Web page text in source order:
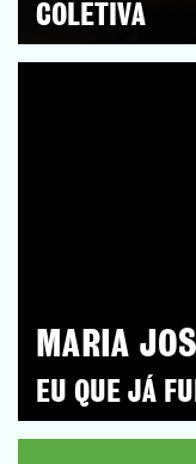
COLETIVA
MARIA
EU QUE JÁ